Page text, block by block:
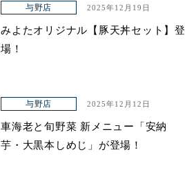
与野店 2025年12月19日
みよたオリジナル【豚天丼セット】登
場！
与野店 2025年12月12日
車海老と旬野菜 新メニュー「安納
芋・大黒本しめじ」が登場！